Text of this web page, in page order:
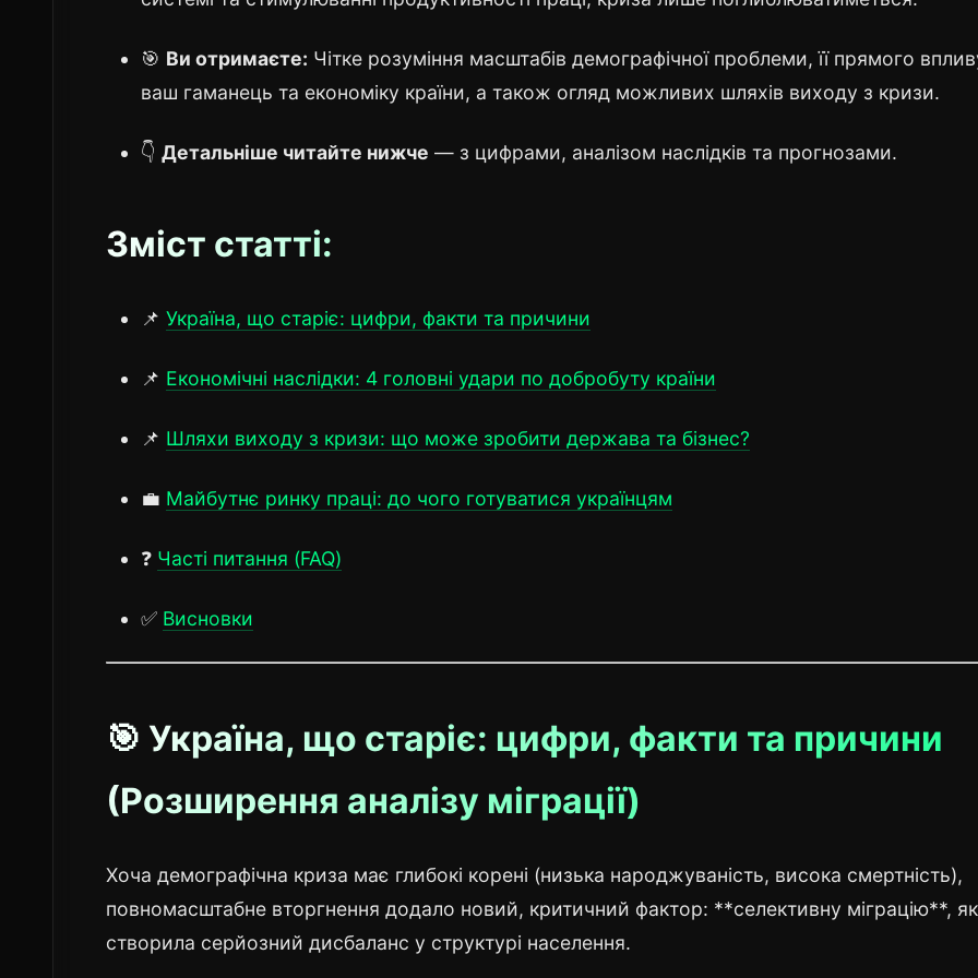
🎯 Ви отримаєте: Чітке розуміння масштабів демографічної проблеми, її прямого
ваш гаманець та економіку країни, а також огляд можливих шляхів виходу з кризи.
👇 Детальніше читайте нижче — з цифрами, аналізом наслідків та прогнозами.
Зміст статті:
📌 Україна, що старіє: цифри, факти та причини
📌 Економічні наслідки: 4 головні удари по добробуту країни
📌 Шляхи виходу з кризи: що може зробити держава та бізнес?
💼 Майбутнє ринку праці: до чого готуватися українцям
❓ Часті питання (FAQ)
✅ Висновки
🎯 Україна, що старіє: цифри, факти та причини
(Розширення аналізу міграції)
Хоча демографічна криза має глибокі корені (низька народжуваність, висока смертність),
повномасштабне вторгнення додало новий, критичний фактор: **селективну міграцію**,
створила серйозний дисбаланс у структурі населення.